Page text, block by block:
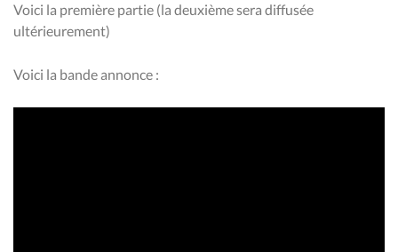
Voici la première partie (la deuxième sera diffusée
ultérieurement)
Voici la bande annonce :